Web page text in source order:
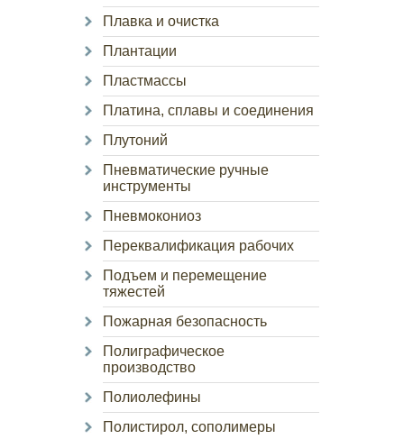
Плавка и очистка
Плантации
Пластмассы
Платина, сплавы и соединения
Плутоний
Пневматические ручные
инструменты
Пневмокониоз
Переквалификация рабочих
Подъем и перемещение
тяжестей
Пожарная безопасность
Полиграфическое
производство
Полиолефины
Полистирол, сополимеры